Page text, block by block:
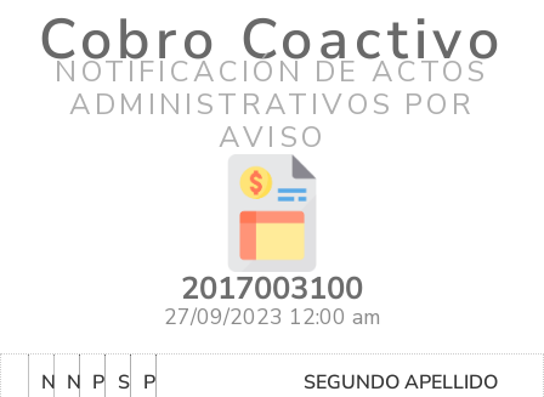
Cobro Coactivo
NOTIFICACIÓN DE ACTOS
ADMINISTRATIVOS POR
AVISO
2017003100
27/09/2023 12:00 am
N N P S P
SEGUNDO APELLIDO